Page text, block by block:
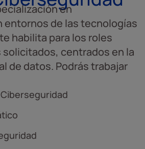
en
entornos de las tecnologías
habilita para los roles
centrados en la
de datos. Podrás trabajar